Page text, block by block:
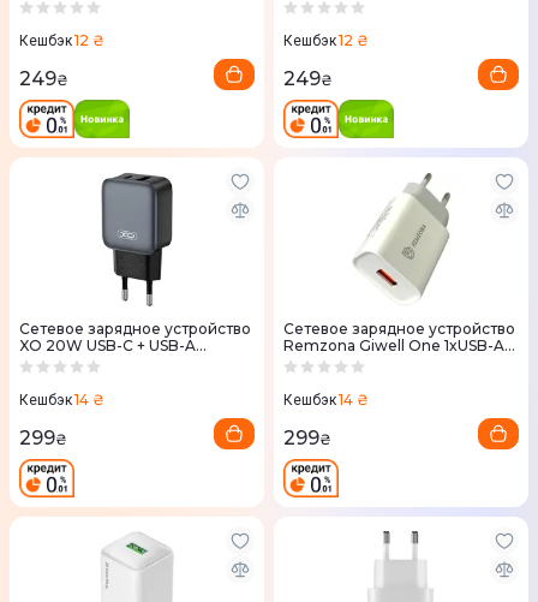
Кешбэк12 ₴
249₴
Кешбэк12 ₴
249₴
Сетевое зарядное устройство
XO 20W USB-C + USB-A
(L154.black) черный
Кешбэк14 ₴
299₴
Сетевое зарядное устройство
Remzona Giwell One 1xUSB-A
(18W) белый
Кешбэк14 ₴
299₴